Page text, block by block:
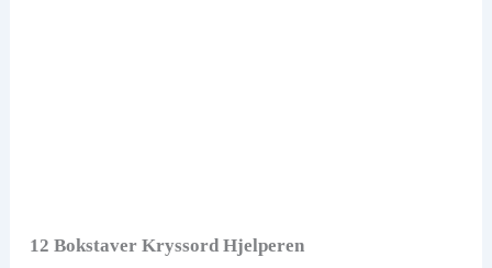
12 Bokstaver Kryssord Hjelperen